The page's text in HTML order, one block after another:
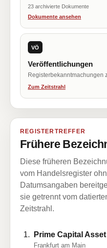
23 archivierte Dokumente
Dokumente ansehen
VÖ
Veröffentlichungen
Registerbekanntmachungen
Zum Zeitstrahl
REGISTERTREFFER
Frühere
Diese früheren
vom Handelsregister
Datumsangaben
sie getrennt vom
Zeitstrahl.
Prime Capital
Frankfurt am Main